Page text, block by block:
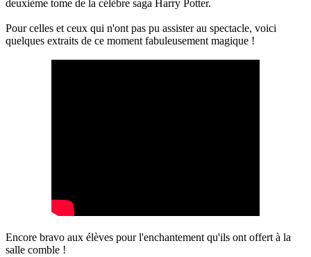
deuxième tome de la célèbre saga Harry Potter.
Pour celles et ceux qui n'ont pas pu assister au spectacle, voici
quelques extraits de ce moment fabuleusement magique !
Encore bravo aux élèves pour l'enchantement qu'ils ont offert à la
salle comble !